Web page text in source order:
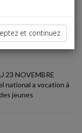
23 NOVEMBRE
national a vocation à
jeunes
et continuez